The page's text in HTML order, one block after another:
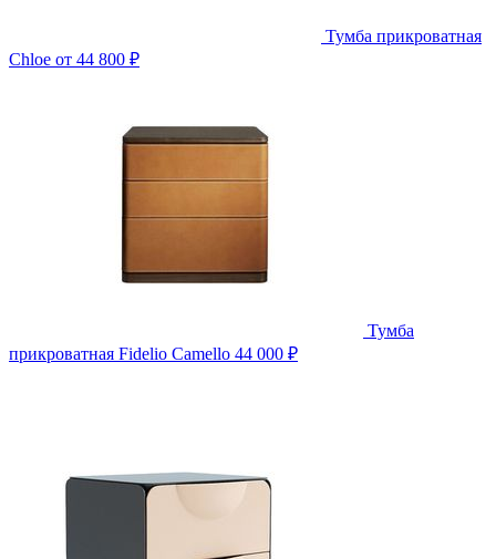
Тумба прикроватная
Chloe от 44 800 ₽
Тумба
прикроватная Fidelio Camello 44 000 ₽